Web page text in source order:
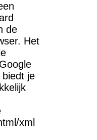
de
Het
je
xml